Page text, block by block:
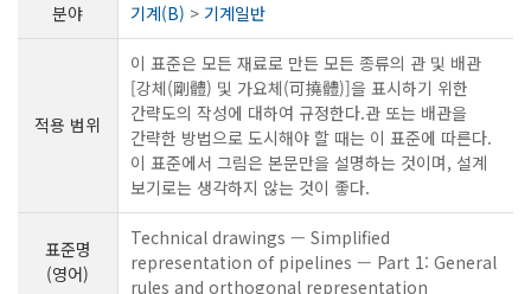
분야 기계(B) > 기계일반
적용 범위
이 표준은 모든 재료로 만든 모든 종류의 관 및 배관
[강체(剛體) 및 가요체(可撓體)]을 표시하기 위한
간략도의 작성에 대하여 규정한다.관 또는 배관을
간략한 방법으로 도시해야 할 때는 이 표준에 따른다.
이 표준에서 그림은 본문만을 설명하는 것이며, 설계
보기로는 생각하지 않는 것이 좋다.
표준명
(영어)
Technical drawings — Simplified
representation of pipelines — Part 1: General
rules and orthogonal representation